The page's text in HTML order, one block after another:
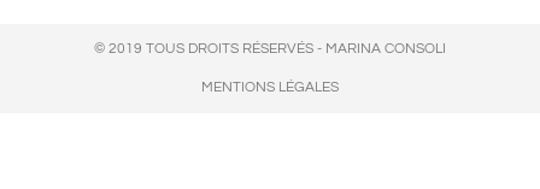
© 2019 TOUS DROITS RÉSERVÉS - MARINA CONSOLI
MENTIONS LÉGALES